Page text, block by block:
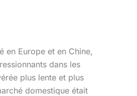
en Europe et en Chine,
dans les
plus lente et plus
domestique était